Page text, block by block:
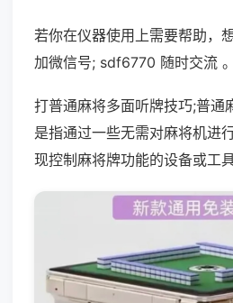
若你在仪器使用上需要帮助，
加微信号; sdf6770 随时交流 。
打普通麻将多面听牌技巧;普通
是指通过一些无需对麻将机进
现控制麻将牌功能的设备或工具